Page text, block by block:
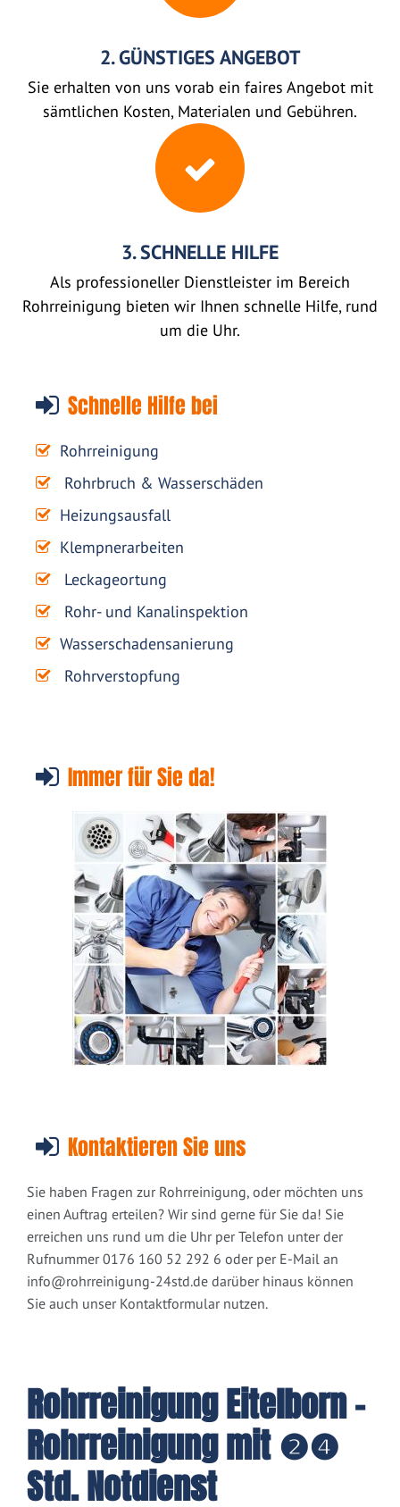
2. GÜNSTIGES ANGEBOT
Sie erhalten von uns vorab ein faires Angebot mit
sämtlichen Kosten, Materialen und Gebühren.
3. SCHNELLE HILFE
Als professioneller Dienstleister im Bereich
Rohrreinigung bieten wir Ihnen schnelle Hilfe, rund
um die Uhr.
Schnelle Hilfe bei
Rohrreinigung
Rohrbruch & Wasserschäden
Heizungsausfall
Klempnerarbeiten
Leckageortung
Rohr- und Kanalinspektion
Wasserschadensanierung
Rohrverstopfung
Immer für Sie da!
Kontaktieren Sie uns
Sie haben Fragen zur Rohrreinigung, oder möchten uns
einen Auftrag erteilen? Wir sind gerne für Sie da! Sie
erreichen uns rund um die Uhr per Telefon unter der
Rufnummer 0176 160 52 292 6 oder per E-Mail an
info@rohrreinigung-24std.de darüber hinaus können
Sie auch unser Kontaktformular nutzen.
Rohrreinigung Eitelborn -
Rohrreinigung mit ❷❹
Std. Notdienst